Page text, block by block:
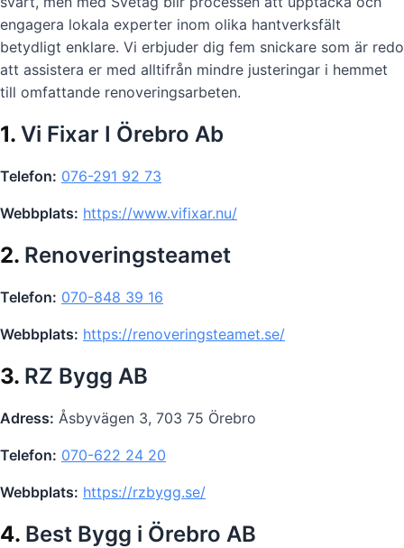
engagera lokala experter inom olika hantverksfält
betydligt enklare. Vi erbjuder dig fem snickare som är redo
att assistera er med alltifrån mindre justeringar i hemmet
till omfattande renoveringsarbeten.
1. Vi Fixar I Örebro Ab
Telefon: 076-291 92 73
Webbplats: https://www.vifixar.nu/
2. Renoveringsteamet
Telefon: 070-848 39 16
Webbplats: https://renoveringsteamet.se/
3. RZ Bygg AB
Adress: Åsbyvägen 3, 703 75 Örebro
Telefon: 070-622 24 20
Webbplats: https://rzbygg.se/
4. Best Bygg i Örebro AB